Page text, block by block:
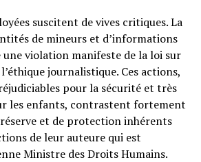
suscitent de vives critiques. La
de mineurs et d’informations
violation manifeste de la loi sur
journalistique. Ces actions,
pour la sécurité et très
les enfants, contrastent fortement
réserve et de protection inhérents
de leur auteure qui est
Ministre des Droits Humains.